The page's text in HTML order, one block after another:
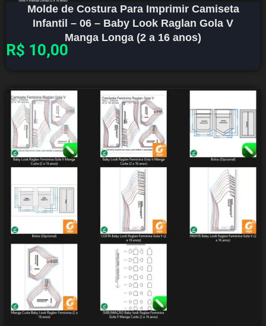
Molde de Costura Para Imprimir Camiseta
Infantil – 06 – Baby Look Raglan Gola V
Manga Longa (2 a 16 anos)
R$ 10,00